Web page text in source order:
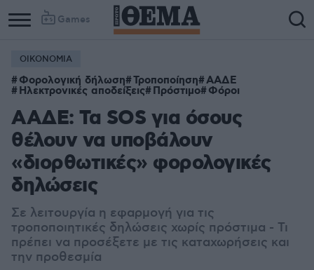
Games
Column
1
Column
2
ΟΙΚΟΝΟΜΙΑ
Φορολογική δήλωση Τροποποίηση ΑΑΔΕ
Ηλεκτρονικές αποδείξεις Πρόστιμο Φόροι
ΑΑΔΕ: Τα SOS για όσους
θέλουν να υποβάλουν
«διορθωτικές» φορολογικές
δηλώσεις
Σε λειτουργία η εφαρμογή για τις
τροποποιητικές δηλώσεις χωρίς πρόστιμα - Τι
πρέπει να προσέξετε με τις καταχωρήσεις και
την προθεσμία